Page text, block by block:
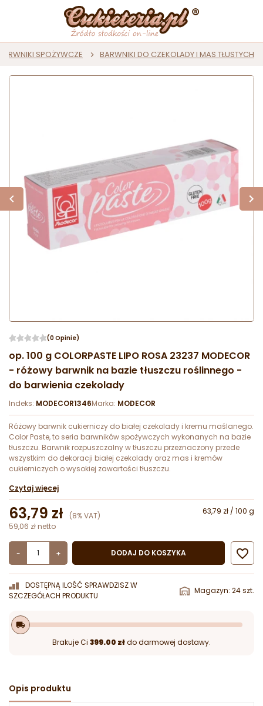
SPOŻYWCZE BARWNIKI DO CZEKOLADY I MAS TŁUSTYCH
(0 Opinie)
op. 100 g COLORPASTE LIPO ROSA 23237 MODECOR
- różowy barwnik na bazie tłuszczu roślinnego -
do barwienia czekolady
Indeks: MODECOR1346Marka: MODECOR
Różowy barwnik cukierniczy do białej czekolady i kremu maślanego.
Color Paste, to seria barwników spożywczych wykonanych na bazie
tłuszczu. Barwnik rozpuszczalny w tłuszczu przeznaczony przede
wszystkim do dekoracji białej czekolady oraz mas i kremów
cukierniczych o wysokiej zawartości tłuszczu.
Czytaj więcej
63,79 zł (8% VAT)
63,79 zł / 100 g
59,06 zł netto
- + DODAJ DO KOSZYKA 
DOSTĘPNĄ ILOŚĆ SPRAWDZISZ W
SZCZEGÓŁACH PRODUKTU
Magazyn: 24 szt.
local_shipping
Brakuje Ci 399.00 złdo darmowej dostawy.
Opis produktu